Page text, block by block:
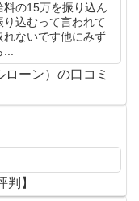
の15万を振り込ん
込むって言われて
ないです他にみず
...
ーン）の口コミ
】